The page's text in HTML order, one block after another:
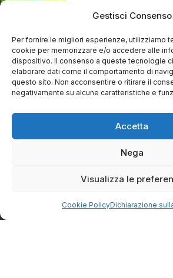
Gestisci Consenso
Per fornire le migliori esperienze, utilizziamo
cookie per memorizzare e/o accedere alle
dispositivo. Il consenso a queste tecnologie
elaborare dati come il comportamento di
questo sito. Non acconsentire o ritirare il
negativamente su alcune caratteristiche e
Accetta
Nega
Visualizza le
Cookie PolicyDichiarazione
produttore alla tua tavola.
CONTATTI
info@spesaincampagna.com